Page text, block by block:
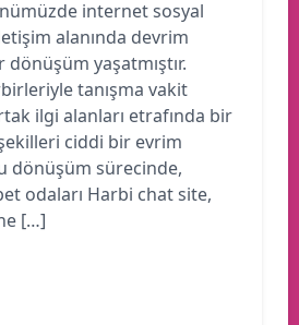
internet sosyal
alanında devrim
yaşatmıştır.
tanışma vakit
ilgi alanları etrafında bir
ciddi bir evrim
dönüşüm sürecinde,
odaları Harbi chat site,
[…]